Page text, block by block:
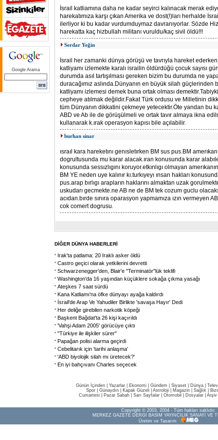
Google Arama
İsrail katliamına daha ne kadar seyirci kalınacak merak
harekatımıza karşı çıkan Amerika ve dost(!)ları herhalde
ilerliyor ki bu kadar vurdumduymaz davranıyorlar. Sözde
harekatta kaç hizbullah militanı vuruldu/kaç sivil öldü!!!
Serdar Yeğin
İsrail her zamanki dünya görüşü ve tavrıyla hareket ederken
katliyamı izlemekte karalı israilin öldürdüğü çocuk sayısı
durumda asıl tartışılması gereken bizim bu durumda ne
duracağımız aslında.Dünyanın en büyük silah güçlerinden
katliyamı izlemesi demek buna ortak olması
cepheye atılmak değildir.Fakat Türk ordusu ve Milletinin
tüm Dünyanın dikkatini çekmeye yetecektir.Öte yandan bu
ABD ve Ab ile de görüşülmeli ve ortak tavır almaya ikna
kullanarak k.ırak operasyon kapısı bile açılabilir.
burhan sinar
ısraıl kara hareketını genısletırken BM sus pus.BM
dogrultusunda mu karar alacak.ıran konusunda karar
konusunda sessızlıgını koruyor.etkınlıgı olmayan
BM YE neden uye kalınır kı.turkıyeyı ınsan hakları
pus.arap bırlıgı arapların haklarını almaktan uzak
uskudarı gecmekte.ne AB ne de BM tek cozum guclu
acıdan.bırde sınıra oparasyon yapmamıza ızın vermeyen
cok comert dogrusu.
DİĞER DÜNYA HABERLERİ
Irak'ta patlama: 20 Iraklı asker öldü
Castro geçici olarak yetkilerini devretti
Schwarzenegger'den, Blair'e ''Terminatör''lük teklifi
Washington'da 16 yaşından küçüklere sokağa çıkma yasağı
Ateşkes 7 saat sürdü
Kana Katliamı'na öfke dünyayı ayağa kaldırdı
İsrail'de Arap Ve Yahudiler Birlikte 'savaşa Hayır' Dedi
Her deliğe girebilen narkotik köpeği
Başkent Bağdat'ta 26 kişi kaçırıldı
'Vahşi Adam 2005' görücüye çıktı
"Türkiye ile ilişkiler sürer"
Papağan polisi alarma geçirdi
Cebelitarık için 'tarihi anlaşma'
'ABD biyolojik silah mı üretecek?'
En iyi bahçıvanı Charles seçecek
Günün İçinden Yazarlar Ekonomi Gündem Siyaset Dünya |
Spor
Günaydın Kapak Güzeli Astroloji Magazin Sağlık
Cumartesi
Pazar Sabah Sarı Sayfalar Otomobil Dosyalar Arşiv
Copyright © 2003, 2004 - Tüm hakları saklıdır.
MERKEZ GAZETE DERGİ BASIM YAYINCILIK SANAYİ VE
Üretim ve Tasarım